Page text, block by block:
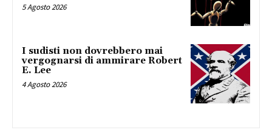
5 Agosto 2026
I sudisti non dovrebbero mai
vergognarsi di ammirare Robert
E. Lee
4 Agosto 2026